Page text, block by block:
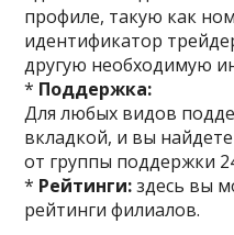
профиле, такую как
идентификатор
другую необходимую
* Поддержка:
Для любых видов
вкладкой, и вы
от группы поддержки
* Рейтинги:здесь вы
рейтинги филиалов.